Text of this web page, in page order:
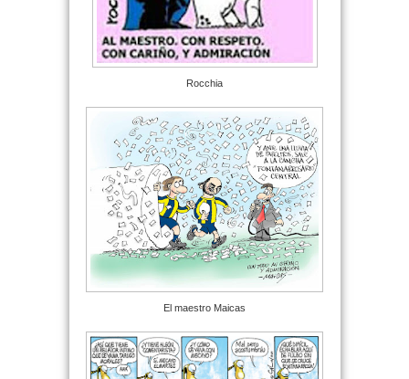
Rocchia
El maestro Maicas